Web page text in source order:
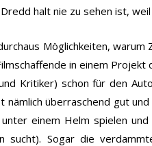
halt nie zu sehen ist,
Möglichkeiten,
in einem
Kritiker) schon für den
überraschend gut
einem Helm spielen
Sogar die